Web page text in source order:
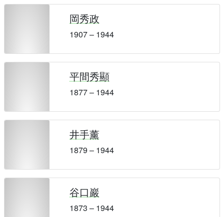
岡秀政
1907 – 1944
平間秀顯
1877 – 1944
井手薰
1879 – 1944
谷口巖
1873 – 1944